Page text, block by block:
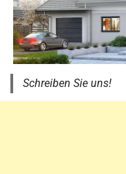
Schreiben Sie uns!